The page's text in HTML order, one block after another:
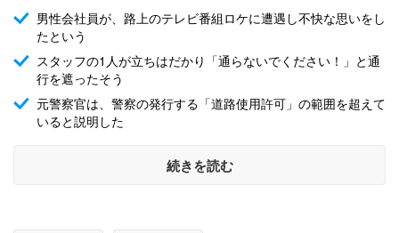
男性会社員が、路上のテレビ番組ロケに遭遇し不快な思いをし
たという
スタッフの1人が立ちはだかり「通らないでください！」と通
行を遮ったそう
元警察官は、警察の発行する「道路使用許可」の範囲を超えて
いると説明した
続きを読む